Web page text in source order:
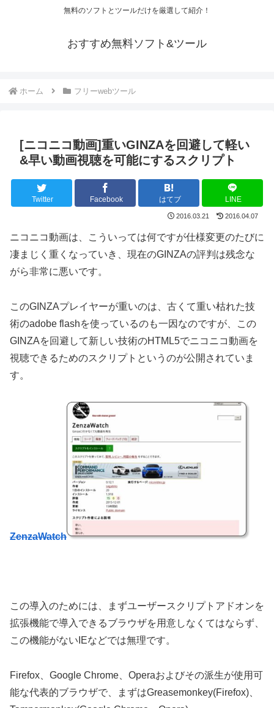
無料のソフトとツールだけを厳選して紹介！
おすすめ無料ソフト&ツール
ホーム フリーwebツール
[ニコニコ動画]重いGINZAを回避して軽い
&早い動画視聴を可能にするスクリプト
Twitter Facebook はてブ LINE
2016.03.21 2016.04.07
ニコニコ動画は、こういっては何ですが仕様変更のたびに
凄まじく重くなっていき、現在のGINZAの評判は残念な
がら非常に悪いです。
このGINZAプレイヤーが重いのは、古くて重い枯れた技
術のadobe flashを使っているのも一因なのですが、この
GINZAを回避して新しい技術のHTML5でニコニコ動画を
視聴できるためのスクリプトというのが公開されていま
す。
ZenzaWatch
この導入のためには、まずユーザースクリプトアドオンを
拡張機能で導入できるブラウザを用意しなくてはならず、
この機能がないIEなどでは無理です。
Firefox、Google Chrome、Operaおよびその派生が使用可
能な代表的ブラウザで、まずはGreasemonkey(Firefox)、